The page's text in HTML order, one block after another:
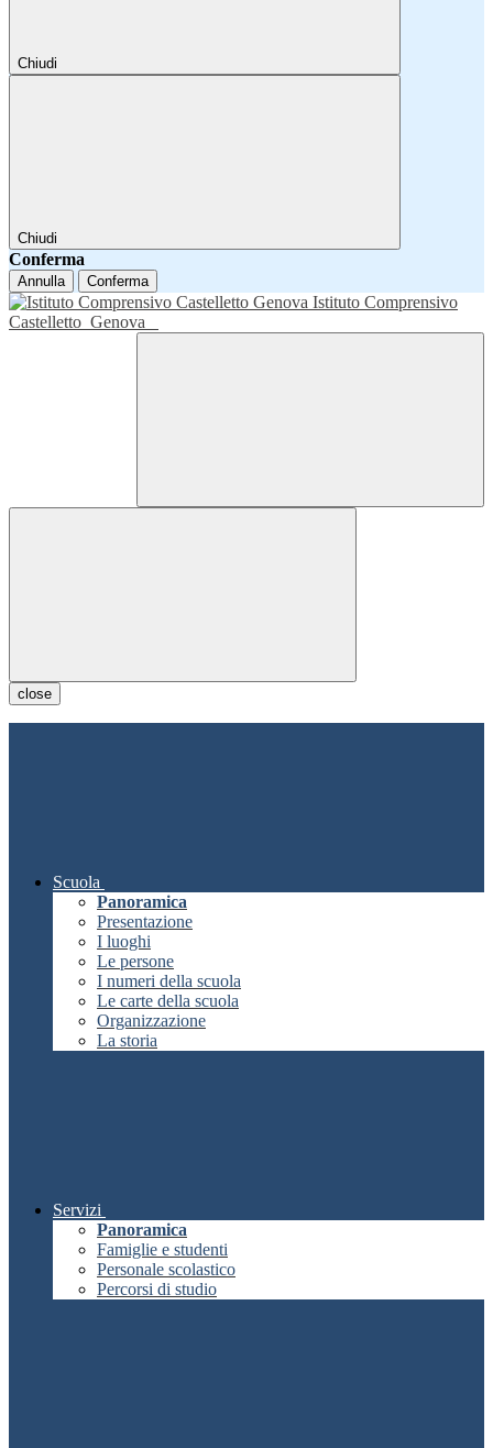
Chiudi
Chiudi
Conferma
Annulla Conferma
Istituto Comprensivo
Castelletto Genova
close
Scuola
Panoramica
Presentazione
I luoghi
Le persone
I numeri della scuola
Le carte della scuola
Organizzazione
La storia
Servizi
Panoramica
Famiglie e studenti
Personale scolastico
Percorsi di studio